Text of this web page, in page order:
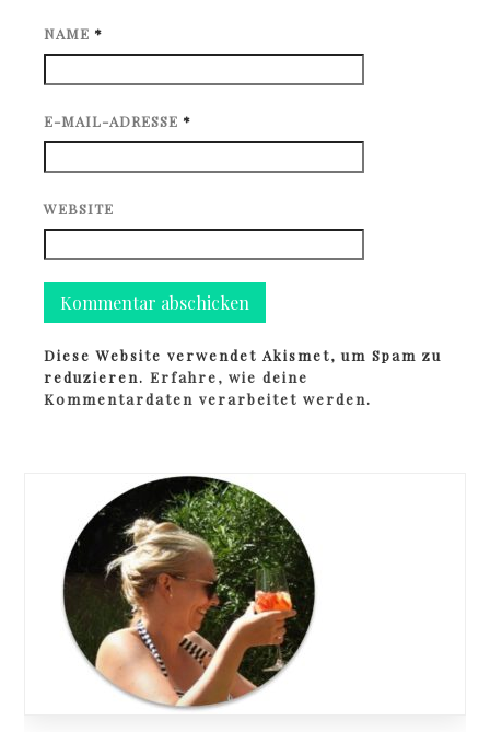
NAME *
E-MAIL-ADRESSE *
WEBSITE
Diese Website verwendet Akismet, um Spam zu
reduzieren.Erfahre, wie deine
Kommentardaten verarbeitet werden.